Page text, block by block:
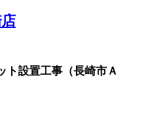
ト設置工事（長崎市Ａ